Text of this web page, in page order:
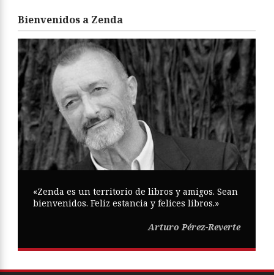
Bienvenidos a Zenda
«Zenda es un territorio de libros y amigos. Sean
bienvenidos. Feliz estancia y felices libros.»
Arturo Pérez-Reverte